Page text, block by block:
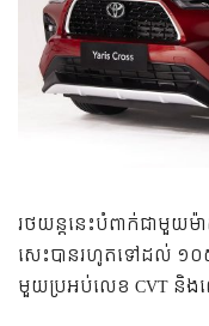
រថយន្តនេះបំពាក់ជាមួយ
សេះបានរហូតទៅដល់ ១០៥
មួយប្រអប់លេខ CVT និងល